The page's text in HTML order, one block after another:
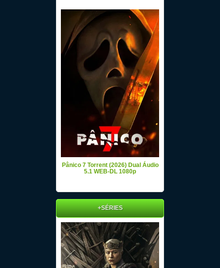
Pânico 7 Torrent (2026) Dual Áudio
5.1 WEB-DL 1080p
+SÉRIES